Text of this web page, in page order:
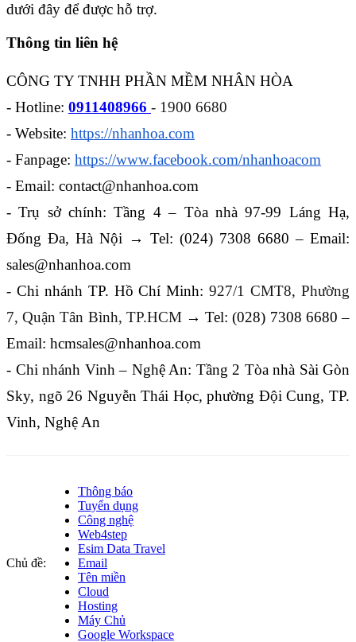
dưới đây để được hỗ trợ.
Thông tin liên hệ
CÔNG TY TNHH PHẦN MỀM NHÂN HÒA
- Hotline: 0911408966 - 1900 6680
- Website: https://nhanhoa.com
- Fanpage: https://www.facebook.com/nhanhoacom
- Email: contact@nhanhoa.com
- Trụ sở chính: Tầng 4 – Tòa nhà 97-99 Láng Hạ,
Đống Đa, Hà Nội → Tel: (024) 7308 6680 – Email:
sales@nhanhoa.com
- Chi nhánh TP. Hồ Chí Minh:927/1 CMT8, Phường
7, Quận Tân Bình, TP.HCM→ Tel: (028) 7308 6680 –
Email: hcmsales@nhanhoa.com
- Chi nhánh Vinh – Nghệ An: Tầng 2 Tòa nhà Sài Gòn
Sky, ngõ 26 Nguyễn Thái Học, phường Đội Cung, TP.
Vinh, Nghệ An
Chủ đề:
Thông báo
Tuyển dụng
Công nghệ
Web4step
Esim Data Travel
Email
Tên miền
Cloud
Hosting
Máy Chủ
Google Workspace